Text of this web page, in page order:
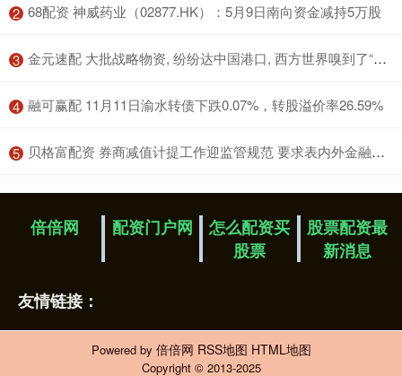
2 ​68配资 神威药业（02877.HK）：5月9日南向资金减持5万股
3 ​金元速配 大批战略物资, 纷纷达中国港口, 西方世界嗅到了“不寻常”的味道
4 ​融可赢配 11月11日渝水转债下跌0.07%，转股溢价率26.59%
5 ​贝格富配资 券商减值计提工作迎监管规范 要求表内外金融工具全覆盖
倍倍网 配资门户网
怎么配资买
股票
股票配资最
新消息
友情链接：
Powered by 倍倍网 RSS地图 HTML地图
Copyright © 2013-2025